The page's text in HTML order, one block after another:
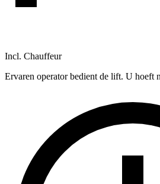
Incl. Chauffeur
Ervaren operator bedient de lift. U hoeft